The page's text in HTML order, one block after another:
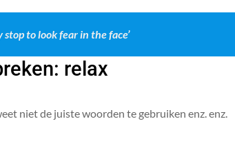
to look fear in the face’
relax
niet de juiste woorden te gebruiken enz. enz.